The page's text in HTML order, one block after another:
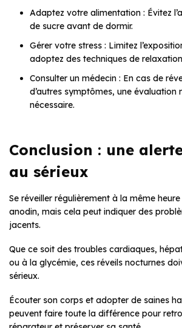
Adaptez votre alimentation : Évitez
de sucre avant de dormir.
Gérer votre stress : Limitez
adoptez des techniques de
Consulter un médecin : En cas de
d’autres symptômes, une évaluation
nécessaire.
Conclusion : une
au sérieux
Se réveiller régulièrement à la même
anodin, mais cela peut indiquer des
jacents.
Que ce soit des troubles cardiaques,
ou à la glycémie, ces réveils nocturnes
sérieux.
Écouter son corps et adopter de saines
peuvent faire toute la différence pour